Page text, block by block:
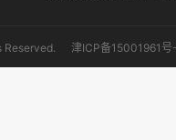
津ICP备15001961号